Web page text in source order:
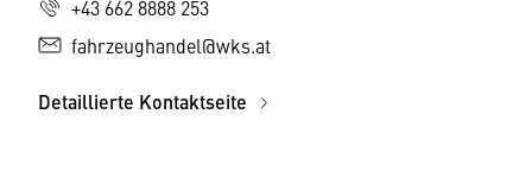
+43 662 8888 253
fahrzeughandel@wks.at
Detaillierte Kontaktseite